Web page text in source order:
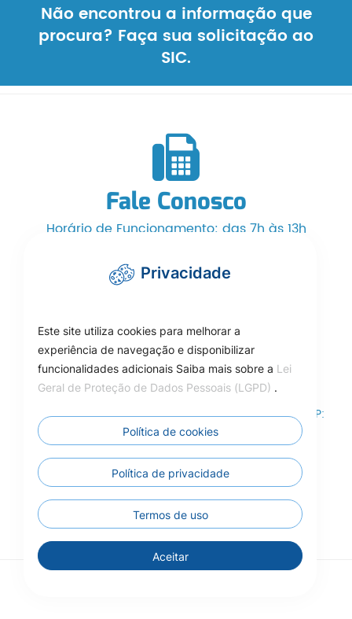
Não encontrou a informação que
procura? Faça sua solicitação ao
SIC.
Fale Conosco
Horário de Funcionamento: das 7h às 13h
cmcarlinda@hotmail.com
Como Chegar
Rua das Adálias, nº 646, Centro de Carlinda-MT – CEP:
78587-000
Câmara Municipal de Carlinda - MT
Privacidade
Este site utiliza cookies para melhorar a
experiência de navegação e disponibilizar
funcionalidades adicionais Saiba mais sobre a Lei
Geral de Proteção de Dados Pessoais (LGPD) .
Política de cookies
Política de privacidade
Termos de uso
Aceitar